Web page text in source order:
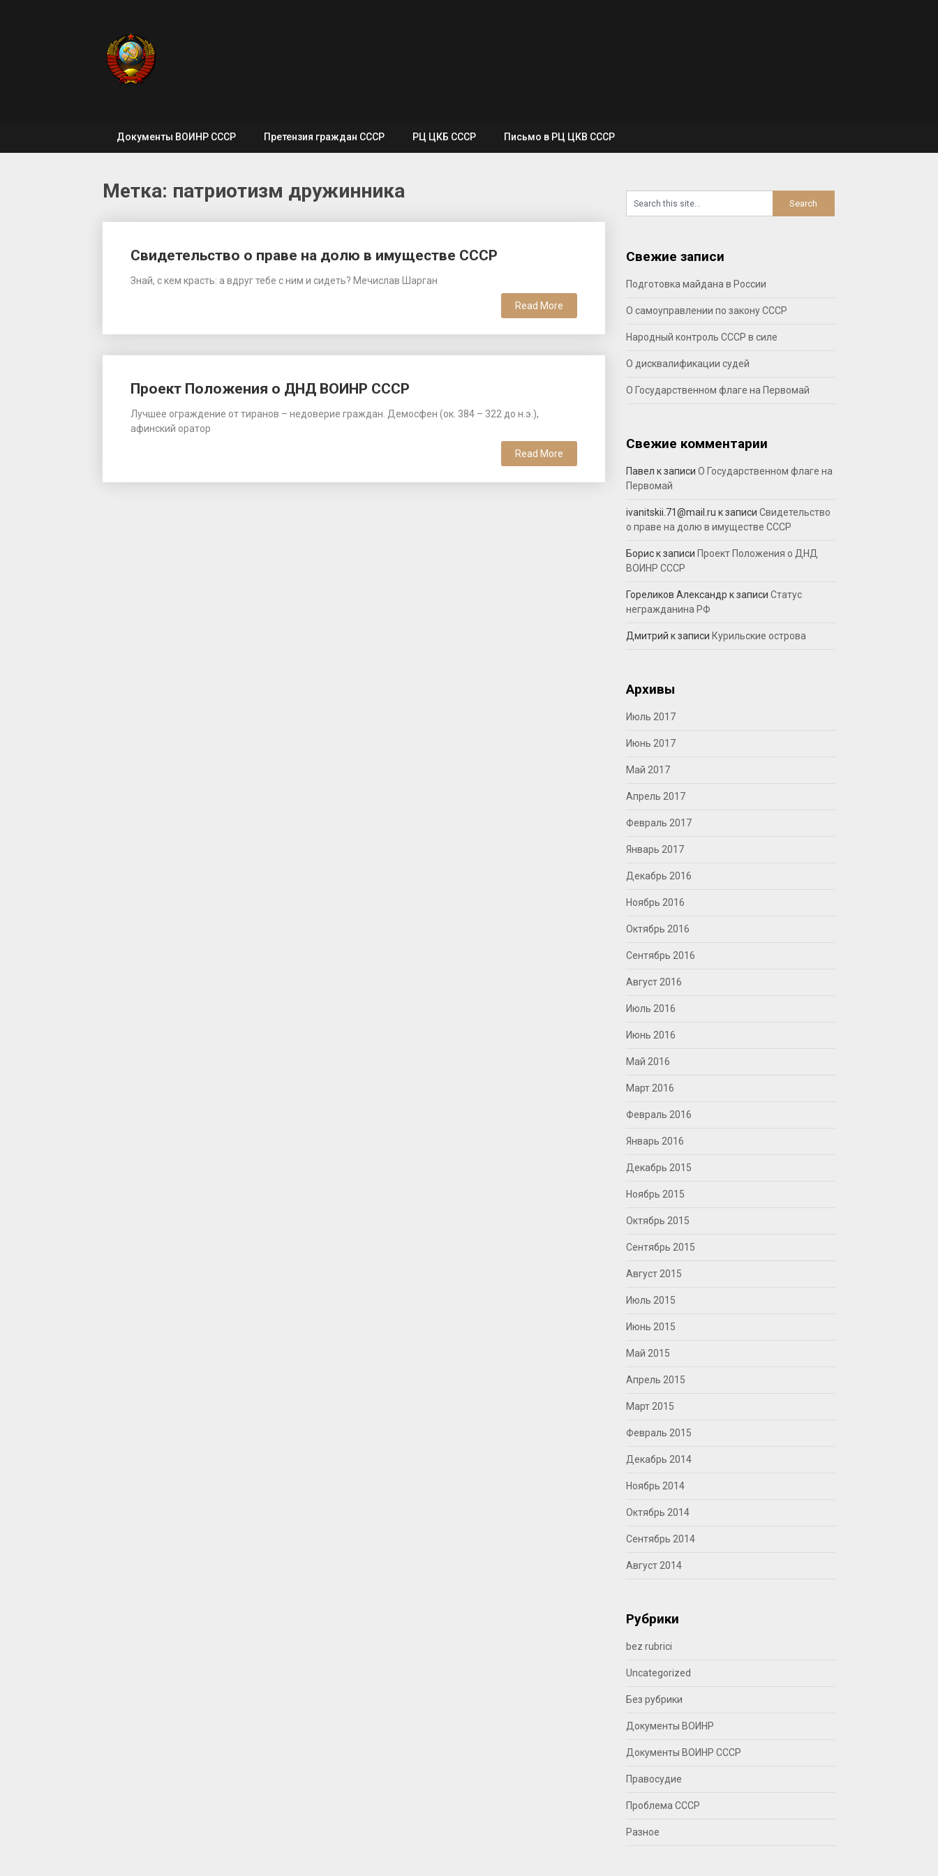
Документы ВОИНР СССР Претензия граждан СССР РЦ ЦКБ СССР Письмо в РЦ ЦКВ СССР
Метка: патриотизм дружинника
Свидетельство о праве на долю в имуществе СССР
Знай, с кем красть: а вдруг тебе с ним и сидеть? Мечислав Шарган
Read More
Проект Положения о ДНД ВОИНР СССР
Лучшее ограждение от тиранов – недоверие граждан. Демосфен (ок. 384 – 322 до н.э.),
афинский оратор
Read More
Свежие записи
Подготовка майдана в России
О самоуправлении по закону СССР
Народный контроль СССР в силе
О дисквалификации судей
О Государственном флаге на Первомай
Свежие комментарии
Павел к записи О Государственном флаге на
Первомай
ivanitskii.71@mail.ru к записи Свидетельство
о праве на долю в имуществе СССР
Бориск записи Проект Положения о ДНД
ВОИНР СССР
Гореликов Александр к записи Статус
негражданина РФ
Дмитрий к записи Курильские острова
Архивы
Июль 2017
Июнь 2017
Май 2017
Апрель 2017
Февраль 2017
Январь 2017
Декабрь 2016
Ноябрь 2016
Октябрь 2016
Сентябрь 2016
Август 2016
Июль 2016
Июнь 2016
Май 2016
Март 2016
Февраль 2016
Январь 2016
Декабрь 2015
Ноябрь 2015
Октябрь 2015
Сентябрь 2015
Август 2015
Июль 2015
Июнь 2015
Май 2015
Апрель 2015
Март 2015
Февраль 2015
Декабрь 2014
Ноябрь 2014
Октябрь 2014
Сентябрь 2014
Август 2014
Рубрики
bez rubrici
Uncategorized
Без рубрики
Документы ВОИНР
Документы ВОИНР СССР
Правосудие
Проблема СССР
Разное